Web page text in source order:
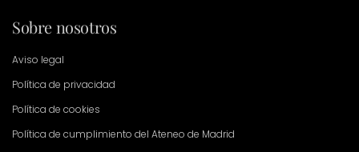
Sobre nosotros
Aviso legal
Política de privacidad
Política de cookies
Política de cumplimiento del Ateneo de Madrid